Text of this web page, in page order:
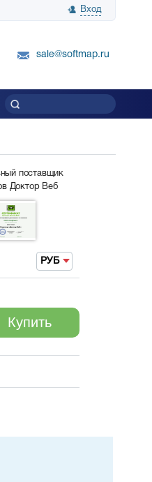
Вход
благодарность SoftMap за помощь в
sale@softmap.ru
поставщик
Доктор Веб
РУБ
Купить